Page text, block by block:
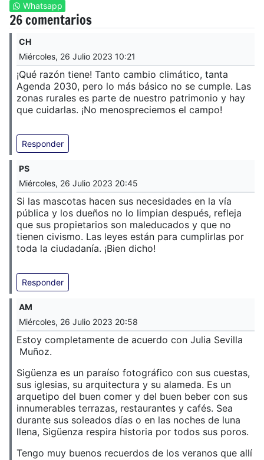
Whatsapp
26 comentarios
CH
Miércoles, 26 Julio 2023 10:21
¡Qué razón tiene! Tanto cambio climático, tanta
Agenda 2030, pero lo más básico no se cumple. Las
zonas rurales es parte de nuestro patrimonio y hay
que cuidarlas. ¡No menospreciemos el campo!
Responder
PS
Miércoles, 26 Julio 2023 20:45
Si las mascotas hacen sus necesidades en la vía
pública y los dueños no lo limpian después, refleja
que sus propietarios son maleducados y que no
tienen civismo. Las leyes están para cumplirlas por
toda la ciudadanía. ¡Bien dicho!
Responder
AM
Miércoles, 26 Julio 2023 20:58
Estoy completamente de acuerdo con Julia Sevilla
Muñoz.
Sigüenza es un paraíso fotográfico con sus cuestas,
sus iglesias, su arquitectura y su alameda. Es un
arquetipo del buen comer y del buen beber con sus
innumerables terrazas, restaurantes y cafés. Sea
durante sus soleados días o en las noches de luna
llena, Sigüenza respira historia por todos sus poros.
Tengo muy buenos recuerdos de los veranos que allí